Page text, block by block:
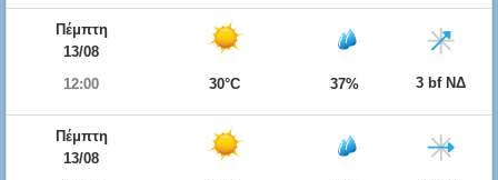
Πέμπτη
13/08
12:00
30°C 37% 3 bf ΝΔ
Πέμπτη
13/08